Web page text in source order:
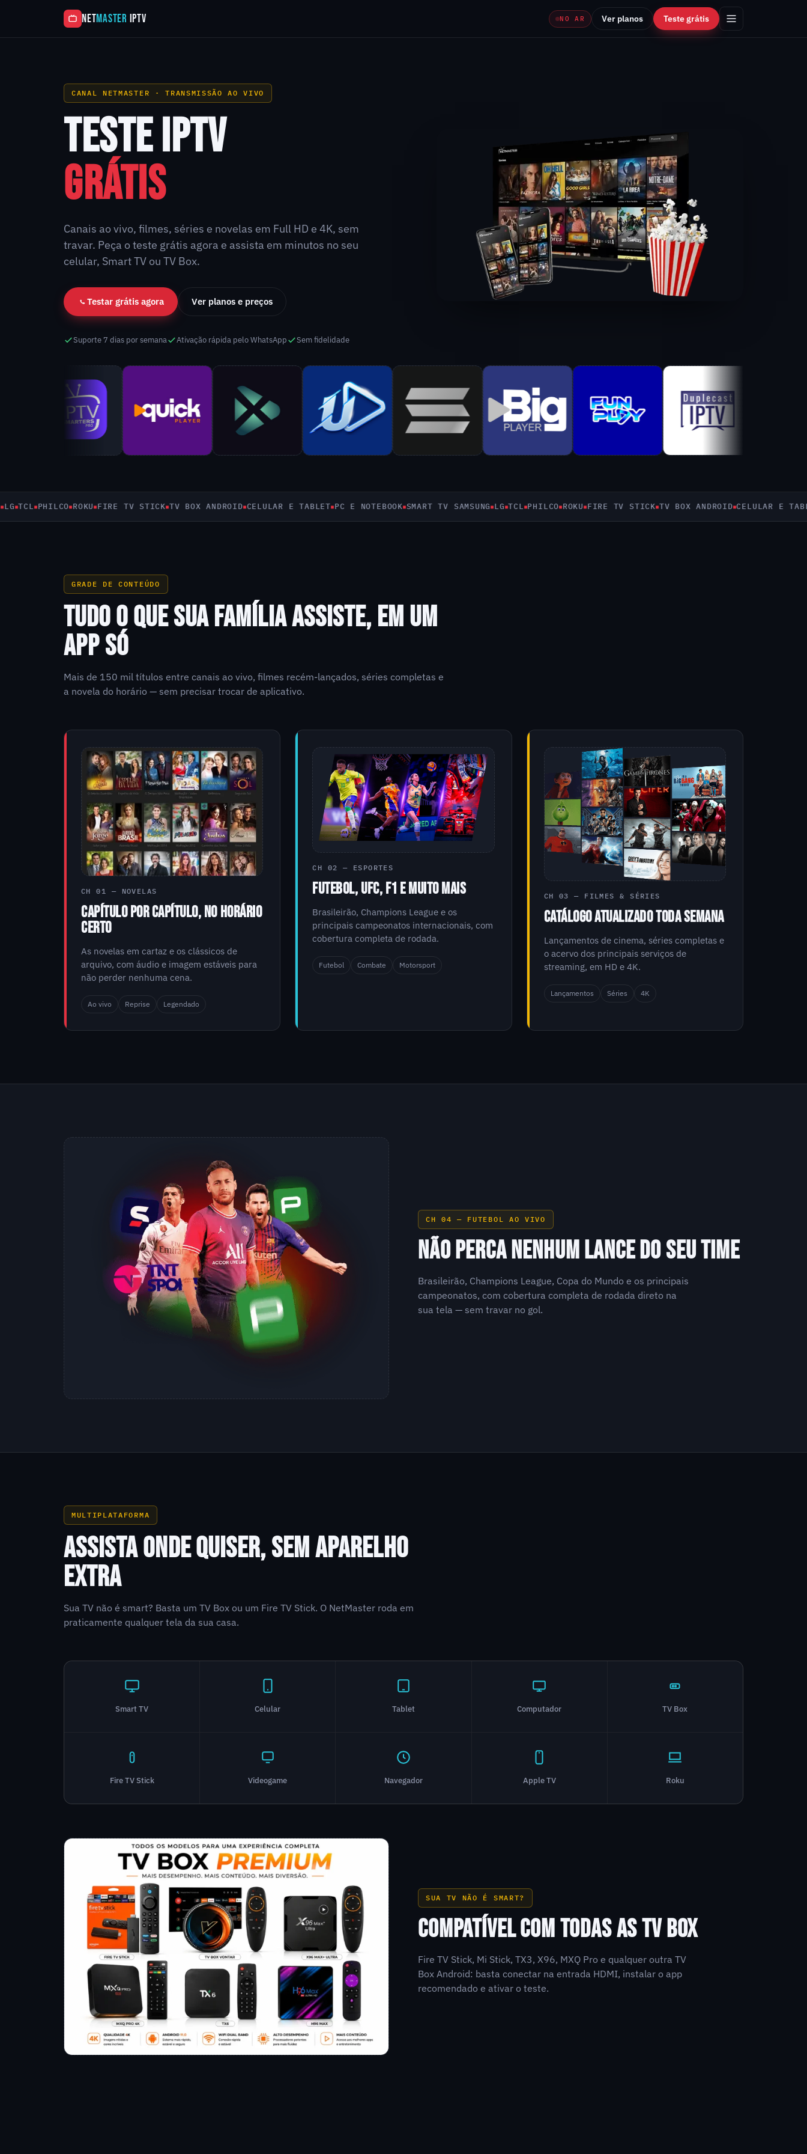
NETMASTER IPTV NO AR Ver planos Teste grátis
CANAL NETMASTER · TRANSMISSÃO AO VIVO
TESTE IPTV
GRÁTIS
Canais ao vivo, filmes, séries e novelas em Full HD e 4K, sem
travar. Peça o teste grátis agora e assista em minutos no seu
celular, Smart TV ou TV Box.
Testar grátis agora Ver planos e preços
Suporte 7 dias por semana Ativação rápida pelo WhatsApp Sem fidelidade
PHILCO ROKU FIRE TV STICK TV BOX ANDROID CELULAR E TABLET PC E NOTEBOOK SMART TV SAMSUNG LG TCL PHILCO ROKU FIRE TV STICK TV BOX ANDROID CELULAR E TABLET
GRADE DE CONTEÚDO
TUDO O QUE SUA FAMÍLIA ASSISTE, EM UM
APP SÓ
Mais de 150 mil títulos entre canais ao vivo, filmes recém-lançados, séries completas e
a novela do horário — sem precisar trocar de aplicativo.
CH 01 — NOVELAS
CAPÍTULO POR CAPÍTULO, NO HORÁRIO
CERTO
As novelas em cartaz e os clássicos de
arquivo, com áudio e imagem estáveis para
não perder nenhuma cena.
Ao vivo Reprise Legendado
CH 02 — ESPORTES
FUTEBOL, UFC, F1 E MUITO MAIS
Brasileirão, Champions League e os
principais campeonatos internacionais, com
cobertura completa de rodada.
Futebol Combate Motorsport
CH 03 — FILMES & SÉRIES
CATÁLOGO ATUALIZADO TODA SEMANA
Lançamentos de cinema, séries completas e
o acervo dos principais serviços de
streaming, em HD e 4K.
Lançamentos Séries 4K
CH 04 — FUTEBOL AO VIVO
NÃO PERCA NENHUM LANCE DO SEU TIME
Brasileirão, Champions League, Copa do Mundo e os principais
campeonatos, com cobertura completa de rodada direto na
sua tela — sem travar no gol.
MULTIPLATAFORMA
ASSISTA ONDE QUISER, SEM APARELHO
EXTRA
Sua TV não é smart? Basta um TV Box ou um Fire TV Stick. O NetMaster roda em
praticamente qualquer tela da sua casa.
Smart TV Celular Tablet Computador TV Box
Fire TV Stick Videogame Navegador Apple TV Roku
SUA TV NÃO É SMART?
COMPATÍVEL COM TODAS AS TV BOX
Fire TV Stick, Mi Stick, TX3, X96, MXQ Pro e qualquer outra TV
Box Android: basta conectar na entrada HDMI, instalar o app
recomendado e ativar o teste.